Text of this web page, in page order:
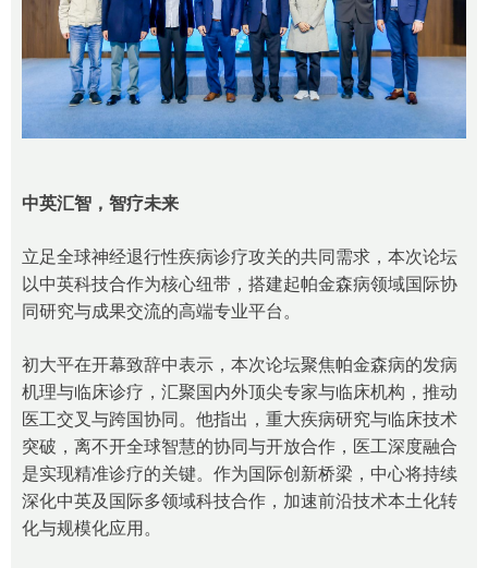
中英汇智，智疗未来
立足全球神经退行性疾病诊疗攻关的共同需求，本次论坛
以中英科技合作为核心纽带，搭建起帕金森病领域国际协
同研究与成果交流的高端专业平台。
初大平在开幕致辞中表示，本次论坛聚焦帕金森病的发病
机理与临床诊疗，汇聚国内外顶尖专家与临床机构，推动
医工交叉与跨国协同。他指出，重大疾病研究与临床技术
突破，离不开全球智慧的协同与开放合作，医工深度融合
是实现精准诊疗的关键。作为国际创新桥梁，中心将持续
深化中英及国际多领域科技合作，加速前沿技术本土化转
化与规模化应用。